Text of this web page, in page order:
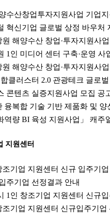
수산창업투자지원사업 기업
혁신기업 글로벌 상정 바우처
원 해양수산 창업·투자지원사
1인 미디어 센터 구축·운영
원 해양수산 창업·투자지원사
합클러스터 2.0 관광테크 글로
콘텐츠 실증지원사업 모집 공
융복합 기술 기반 제품화 및
역량 BI 육성 지원사업」 캐
지원센터
조기업 지원센터 신규 입주기
주기업 선정결과 안내
1인 창조기업 지원센터 신규
조기업 지원센터 신규입주기업